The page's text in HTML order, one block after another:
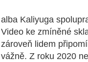
alba Kaliyuga
Video ke zmíněné
zároveň lidem
vážně. Z roku 2020